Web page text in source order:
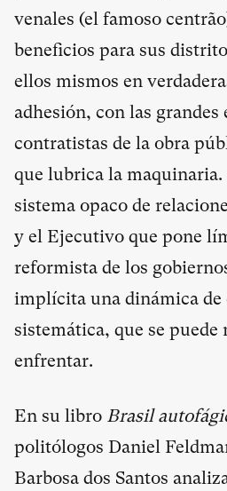
venales (el famoso
beneficios para sus
ellos mismos en
adhesión, con las grandes
contratistas de la obra
que lubrica la
sistema opaco de
y el Ejecutivo que pone
reformista de los
implícita una dinámica
sistemática, que se puede
enfrentar.
En su libro Brasil
politólogos Daniel
Barbosa dos Santos